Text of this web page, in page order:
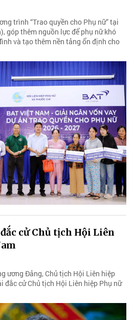
trình “Trao quyền cho Phụ nữ” tại
góp thêm nguồn lực để phụ nữ khó
và tạo thêm nền tảng ổn định cho
cử Chủ tịch Hội Liên
ương Đảng, Chủ tịch Hội Liên hiệp
đắc cử Chủ tịch Hội Liên hiệp Phụ nữ